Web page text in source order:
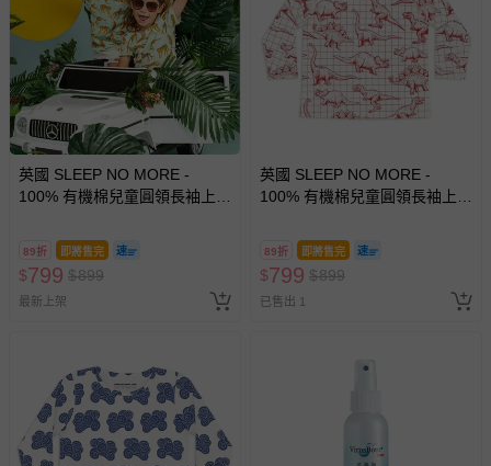
英國 SLEEP NO MORE -
100% 有機棉兒童圓領長袖上
89折 即將售完
$799 $899
最新上架
英國 SLEEP NO MORE -
100% 有機棉兒童圓領長袖上
89折 即將售完
$799 $899
已售出 1